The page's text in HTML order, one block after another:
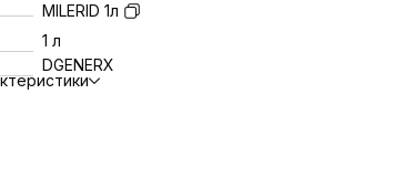
MILERID 1л
1 л
DGENERX